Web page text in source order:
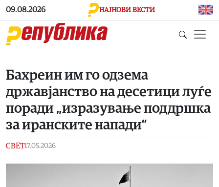
Skip to main content
09.08.2026 НАЈНОВИ ВЕСТИ
Бахреин им го одзема
државјанство на десетици луѓе
поради „изразување поддршка
за иранските напади“
СВЕТ17.05.2026